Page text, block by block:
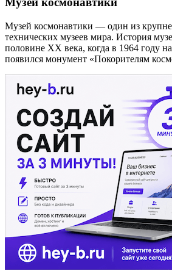
Музей космонавтики — один из
технических музеев мира. История
половине XX века, когда в 1964 году
появился монумент «Покорителям